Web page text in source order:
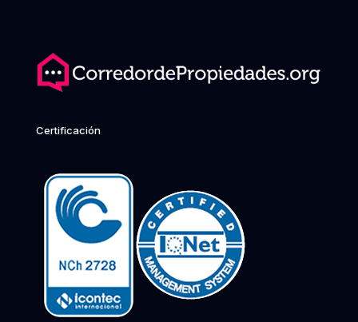
Certificación